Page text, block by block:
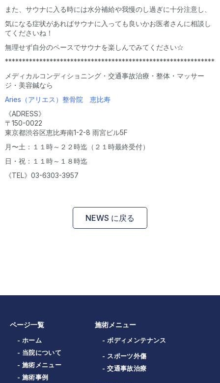
また、サウナに入る時には水分補給や我慢のし過ぎに十分注意し、
気になる症状があればサウナに入っても良いかお医者さんに相談し
てくださいね！
無理せず自分のペースでサウナを楽しんでみてください☆
メディカルコンディショニング・交通事故治療・整体・マッサー
ジ・美容鍼なら
Aries（アリエス）整骨院 恵比寿
《ADRESS》
〒150-0022
東京都渋谷区恵比寿南1-2-8 雨宮ビル5F
月〜土：１１時～２２時迄（２１時最終受付）
日・祝：１１時～１８時迄
《TEL》03-6303-3957
NEWS に戻る
ページ一覧
- ホーム
- 当院について
- 施術メニュー
- 施術事例
施術メニュー
- ボディメンテナンス
- スポーツ外傷
- 交通事故治療